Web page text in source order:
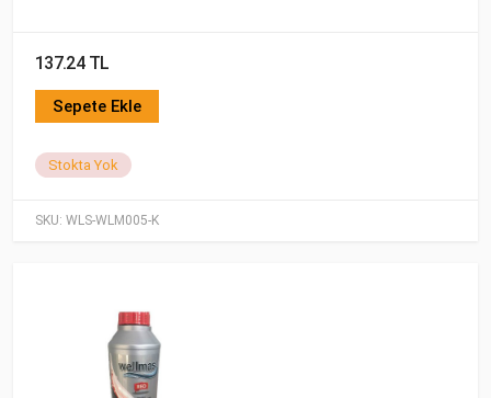
SKU: WLS-WLM005-K
137.24 TL
Sepete Ekle
Stokta Yok